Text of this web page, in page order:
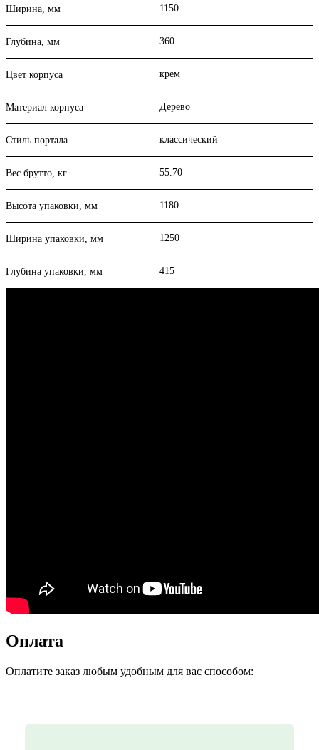
Ширина, мм 1150
Глубина, мм 360
Цвет корпуса крем
Материал корпуса Дерево
Стиль портала классический
Вес брутто, кг 55.70
Высота упаковки, мм 1180
Ширина упаковки, мм 1250
Глубина упаковки, мм 415
Оплата
Оплатите заказ любым удобным для вас способом: